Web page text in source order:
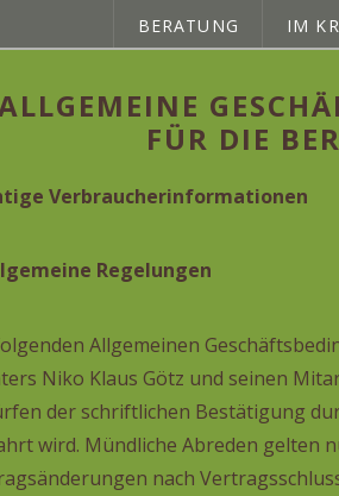
BERATUNG IM
FÜR DIE
Verbraucherinformationen
Regelungen
Allgemeinen
Niko Klaus Götz und seinen
der schriftlichen Bestätigung
wird. Mündliche Abreden gelten
nach